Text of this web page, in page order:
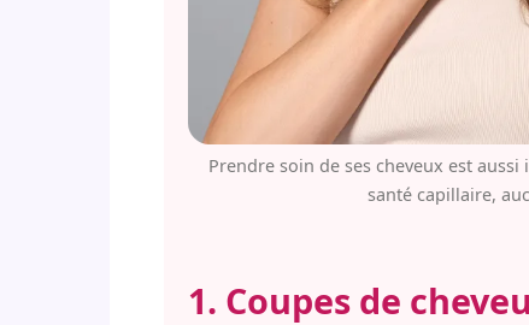
Prendre soin de ses cheveux est
santé capillaire,
1. Coupes de